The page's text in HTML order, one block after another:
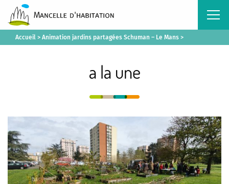
Accueil > Animation jardins partagées Schuman – Le Mans >
a la une